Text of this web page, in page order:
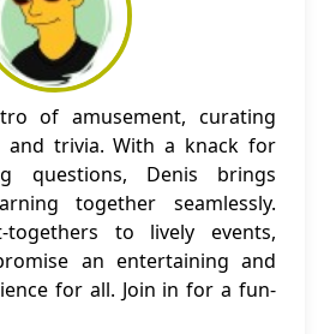
of amusement, curating
and trivia. With a knack for
questions, Denis brings
together seamlessly.
togethers to lively events,
an entertaining and
for all. Join in for a fun-